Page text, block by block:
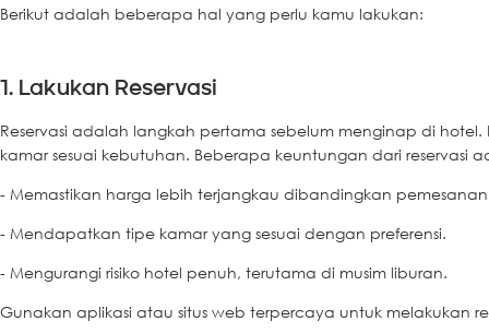
Berikut adalah beberapa hal yang perlu kamu lakukan:
1. Lakukan Reservasi
Reservasi adalah langkah pertama sebelum menginap di
kamar sesuai kebutuhan. Beberapa keuntungan dari reservasi
- Memastikan harga lebih terjangkau dibandingkan
- Mendapatkan tipe kamar yang sesuai dengan preferensi.
- Mengurangi risiko hotel penuh, terutama di musim liburan.
Gunakan aplikasi atau situs web terpercaya untuk melakukan